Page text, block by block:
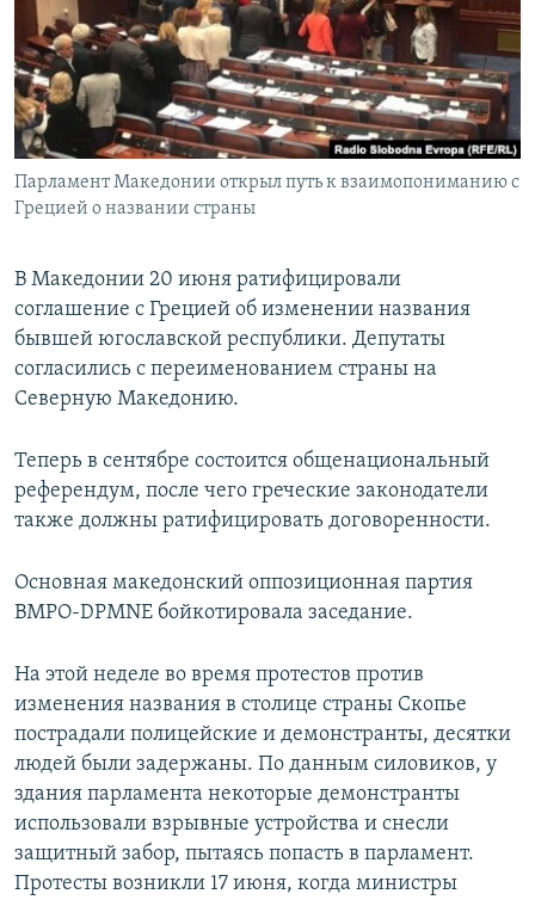
ПОБЕДИТЕЛЕЙ НЕ СУДЯТ?
КРЫМ.НЕПОКОРЕННЫЙ
ELIFBE
УКРАИНСКАЯ ПРОБЛЕМА КРЫМА
ПРИСОЕДИНЯЙТЕСЬ!
Все сайты RFE/RL
Парламент Македонии открыл путь к взаимопониманию с
Грецией о названии страны
В Македонии 20 июня ратифицировали
соглашение с Грецией об изменении названия
бывшей югославской республики. Депутаты
согласились с переименованием страны на
Северную Македонию.
Теперь в сентябре состоится общенациональный
референдум, после чего греческие законодатели
также должны ратифицировать договоренности.
Основная македонский оппозиционная партия
ВМРО-DPMNE бойкотировала заседание.
На этой неделе во время протестов против
изменения названия в столице страны Скопье
пострадали полицейские и демонстранты, десятки
людей были задержаны. По данным силовиков, у
здания парламента некоторые демонстранты
использовали взрывные устройства и снесли
защитный забор, пытаясь попасть в парламент.
Протесты возникли 17 июня, когда министры